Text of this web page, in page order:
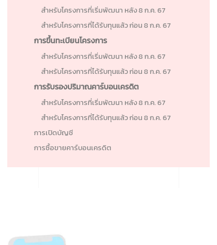
สำหรับโครงการที่เริ่มพัฒนา หลัง 8 ก.ค. 67
สำหรับโครงการที่ได้รับทุนแล้ว ก่อน 8 ก.ค. 67
การขึ้นทะเบียนโครงการ
สำหรับโครงการที่เริ่มพัฒนา หลัง 8 ก.ค. 67
สำหรับโครงการที่ได้รับทุนแล้ว ก่อน 8 ก.ค. 67
การรับรองปริมาณคาร์บอนเครดิต
สำหรับโครงการที่เริ่มพัฒนา หลัง 8 ก.ค. 67
สำหรับโครงการที่ได้รับทุนแล้ว ก่อน 8 ก.ค. 67
การเปิดบัญชี
การซื้อขายคาร์บอนเครดิต